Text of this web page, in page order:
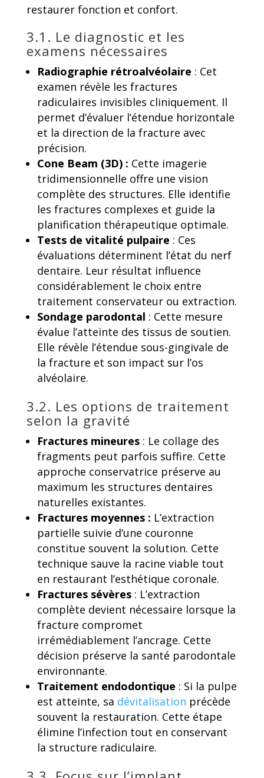
restaurer fonction et confort.
3.1. Le diagnostic et les
examens nécessaires
Radiographie rétroalvéolaire : Cet
examen révèle les fractures
radiculaires invisibles cliniquement. Il
permet d’évaluer l’étendue horizontale
et la direction de la fracture avec
précision.
Cone Beam (3D) : Cette imagerie
tridimensionnelle offre une vision
complète des structures. Elle identifie
les fractures complexes et guide la
planification thérapeutique optimale.
Tests de vitalité pulpaire : Ces
évaluations déterminent l’état du nerf
dentaire. Leur résultat influence
considérablement le choix entre
traitement conservateur ou extraction.
Sondage parodontal : Cette mesure
évalue l’atteinte des tissus de soutien.
Elle révèle l’étendue sous-gingivale de
la fracture et son impact sur l’os
alvéolaire.
3.2. Les options de traitement
selon la gravité
Fractures mineures: Le collage des
fragments peut parfois suffire. Cette
approche conservatrice préserve au
maximum les structures dentaires
naturelles existantes.
Fractures moyennes : L’extraction
partielle suivie d’une couronne
constitue souvent la solution. Cette
technique sauve la racine viable tout
en restaurant l’esthétique coronale.
Fractures sévères: L’extraction
complète devient nécessaire lorsque la
fracture compromet
irrémédiablement l’ancrage. Cette
décision préserve la santé parodontale
environnante.
Traitement endodontique : Si la pulpe
est atteinte, sa dévitalisation précède
souvent la restauration. Cette étape
élimine l’infection tout en conservant
la structure radiculaire.